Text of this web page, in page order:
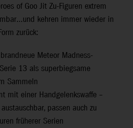
of Goo Jit Zu-Figuren extrem
kehren immer wieder in
zurück:
Meteor Madness-
13 als superbiegsame
Sammeln
mit einer Handgelenkswaffe –
passen auch zu
früherer Serien